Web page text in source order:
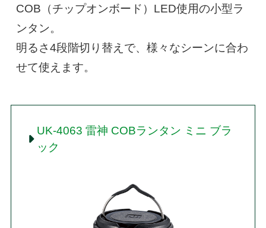
COB（チップオンボード）LED使用の小型ラ
ンタン。
明るさ4段階切り替えで、様々なシーンに合わ
せて使えます。
UK-4063 雷神 COBランタン ミニ ブラ
ック